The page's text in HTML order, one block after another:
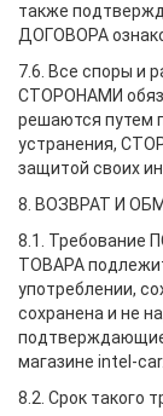
также
ДОГОВОРА
7.6. Все споры и
СТОРОНАМИ
решаются путем
устранения,
защитой своих
8. ВОЗВРАТ И
8.1. Требование
ТОВАРА
употреблении,
сохранена и не
подтверждающие
магазине intel-
8.2. Срок такого